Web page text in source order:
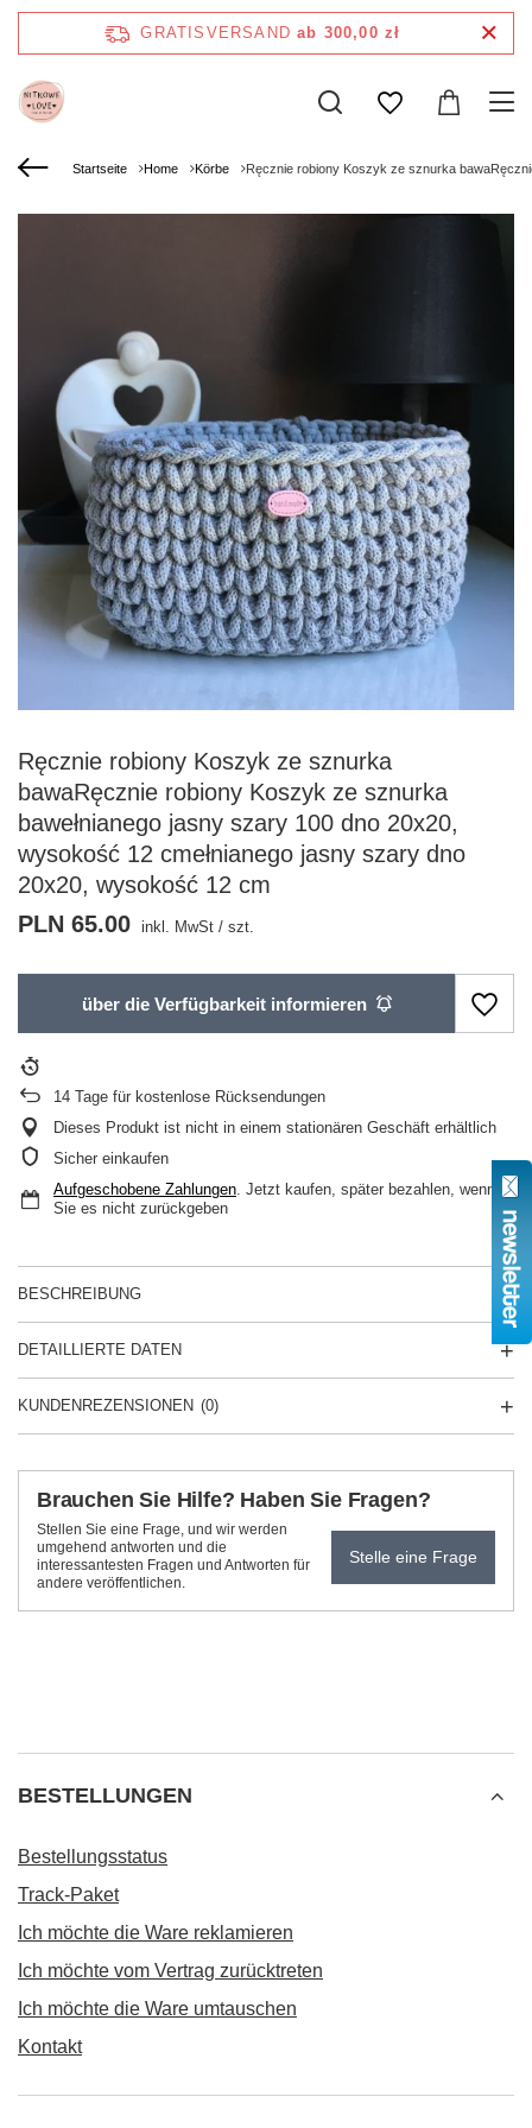
GRATISVERSAND ab 300,00 zł
Startseite Home Körbe Ręcznie robiony Koszyk ze sznurka
Ręcznie robiony Koszyk ze sznurka
bawaRęcznie robiony Koszyk ze sznurka
bawełnianego jasny szary 100 dno 20x20,
wysokość 12 cmełnianego jasny szary dno
20x20, wysokość 12 cm
PLN 65.00 inkl. MwSt / szt.
über die Verfügbarkeit informieren
14 Tage für kostenlose Rücksendungen
Dieses Produkt ist nicht in einem stationären Geschäft erhältlich
Sicher einkaufen
Aufgeschobene Zahlungen. Jetzt kaufen, später bezahlen, wenn
Sie es nicht zurückgeben
BESCHREIBUNG
DETAILLIERTE DATEN
KUNDENREZENSIONEN (0)
Brauchen Sie Hilfe? Haben Sie Fragen?
Stellen Sie eine Frage, und wir werden
umgehend antworten und die
interessantesten Fragen und Antworten für
andere veröffentlichen.
Stelle eine Frage
BESTELLUNGEN
Bestellungsstatus
Track-Paket
Ich möchte die Ware reklamieren
Ich möchte vom Vertrag zurücktreten
Ich möchte die Ware umtauschen
Kontakt